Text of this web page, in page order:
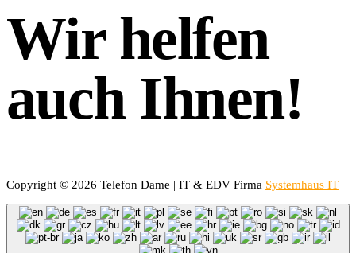
Wir helfen
auch Ihnen!
Copyright © 2026 Telefon Dame | IT & EDV Firma Systemhaus IT